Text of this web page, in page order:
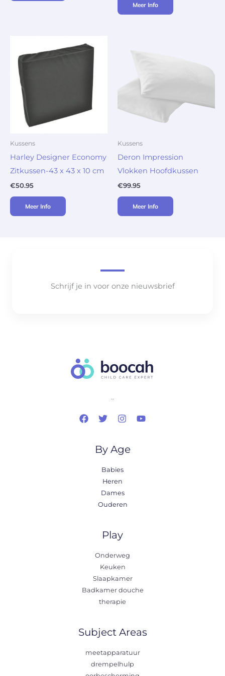
Meer Info
Kussens
Harley Designer Economy
Zitkussen-43 x 43 x 10 cm
€50.95
Meer Info
Kussens
Deron Impression
Vlokken Hoofdkussen
€99.95
Meer Info
Schrijf je in voor onze nieuwsbrief
..
By Age
Babies
Heren
Dames
Ouderen
Play
Onderweg
Keuken
Slaapkamer
Badkamer douche
therapie
Subject Areas
meetapparatuur
drempelhulp